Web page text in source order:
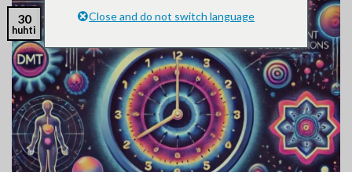
30
huhti
Close and do not switch language